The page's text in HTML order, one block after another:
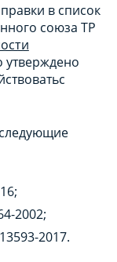
в список
союза ТР
утверждено
2002;
2017.